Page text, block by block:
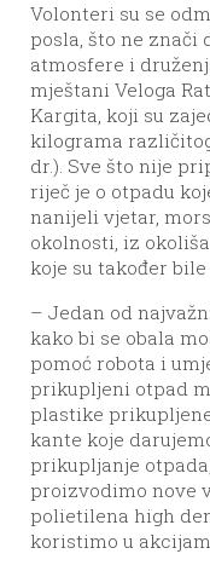
Volonteri su se
posla, što ne znači
atmosfere i
mještani Veloga
Kargita, koji su
kilograma
dr.). Sve što nije
riječ je o otpadu
nanijeli vjetar,
okolnosti, iz
koje su također
– Jedan od
kako bi se obala
pomoć robota i
prikupljeni otpad
plastike
kante koje
prikupljanje
proizvodimo nove
polietilena high
koristimo u